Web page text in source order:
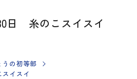
日 糸のこスイスイ
うの初等部
イスイ